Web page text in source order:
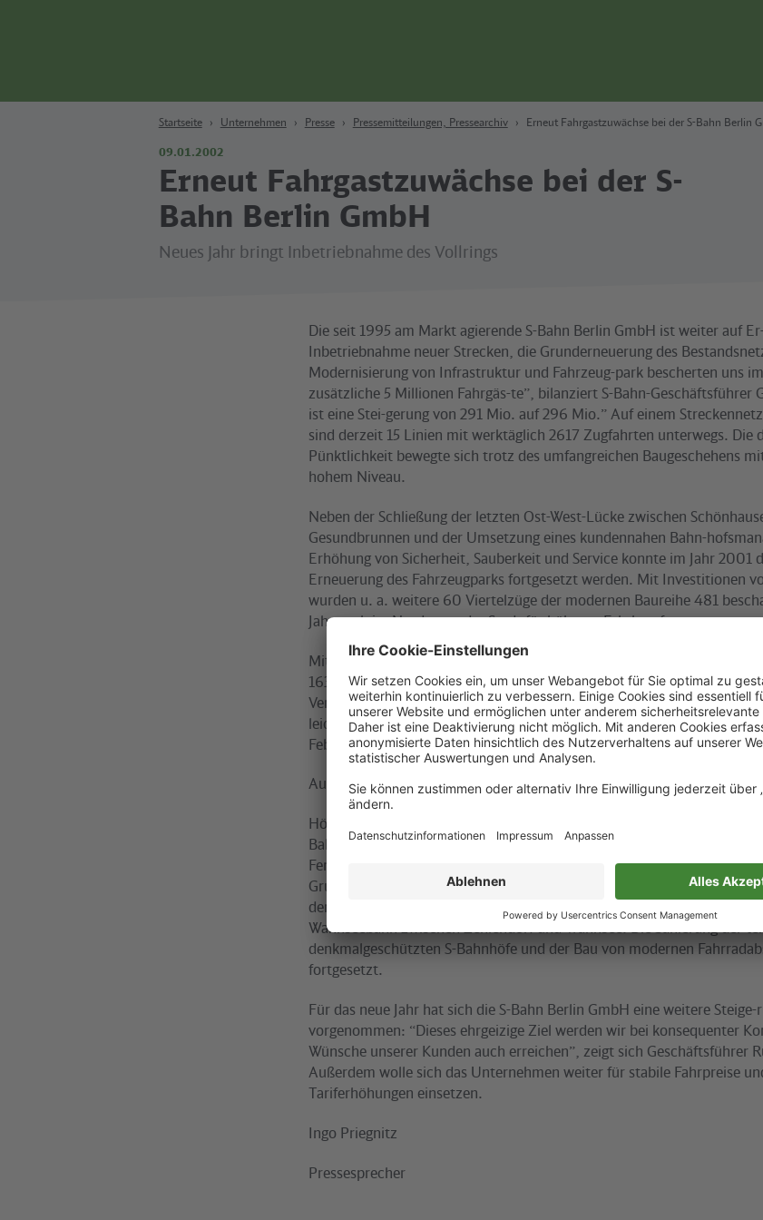
Startseite Unternehmen Presse Pressemitteilungen, Pressearchiv Erneut Fahrgastzuwächse bei der S-Bahn Berlin
09.01.2002
Erneut Fahrgastzuwächse bei der S-
Bahn Berlin GmbH
Neues Jahr bringt Inbetriebnahme des Vollrings
Die seit 1995 am Markt agierende S-Bahn Berlin GmbH ist weiter auf
Inbetriebnahme neuer Strecken, die Grunderneuerung des
Modernisierung von Infrastruktur und Fahrzeug-park bescherten uns
zusätzliche 5 Millionen Fahrgäs-te”, bilanziert S-Bahn-Geschäftsführer
ist eine Stei-gerung von 291 Mio. auf 296 Mio.” Auf einem
sind derzeit 15 Linien mit werktäglich 2617 Zugfahrten unterwegs. Die
Pünktlichkeit bewegte sich trotz des umfangreichen Baugeschehens
hohem Niveau.
Neben der Schließung der letzten Ost-West-Lücke zwischen
Gesundbrunnen und der Umsetzung eines kundennahen Bahn-
Erhöhung von Sicherheit, Sauberkeit und Service konnte im Jahr 2001
Erneuerung des Fahrzeugparks fortgesetzt werden. Mit Investitionen
wurden u. a. weitere 60 Viertelzüge der modernen Baureihe 481
Jahr auch im Nordosten der Stadt für höheren Fahrkomfort sorgen.
Mit der Eröffnung neuer Fahrkartenausgaben wurde das
163 S-Bahnhöfen stehen nunmehr 10 Kundenzentren und 75
Verfügung. Im Zusammenhang mit der Währungsumstellung hat die S-
leicht zu bedienende Touch-Screen-Ticketautomaten beschafft, deren
Februar 2002 abgeschlossen wird. Die Euro-Einführung verlief
Ausblick auf das Jahr 2002
Höhepunkt für die S-Bahn Berlin GmbH ist im Juni diesen Jahres die
Bahn-Rings, wodurch sich Fahrzeiten zum Teil erheblich verkürzen.
Fertigstellung der “Strecke ohne Ende” Vor-aussetzung für die weitere
Grunderneuerungsprogramms “Hauptstadtbahn 2006”. Für 2002
den Umbau des unterirdischen Bahnhofes Friedrichstraße und die
Wannseebahn zwischen Zehlendorf und Wannsee. Die Sanierung der
denkmalgeschützten S-Bahnhöfe und der Bau von modernen
fortgesetzt.
Für das neue Jahr hat sich die S-Bahn Berlin GmbH eine weitere
vorgenommen: “Dieses ehrgeizige Ziel werden wir bei konsequenter
Wünsche unserer Kunden auch erreichen”, zeigt sich Geschäftsführer
Außerdem wolle sich das Unternehmen weiter für stabile Fahrpreise
Tariferhöhungen einsetzen.
Ingo Priegnitz
Pressesprecher